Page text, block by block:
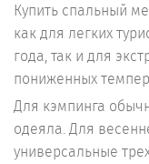
Купить спальный
как для легких
года, так и для
пониженных
Для кэмпинга
одеяла. Для
универсальные